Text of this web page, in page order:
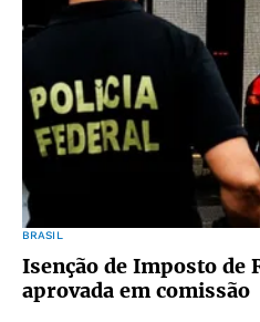
BRASIL
Isenção de Imposto de
aprovada em comissão